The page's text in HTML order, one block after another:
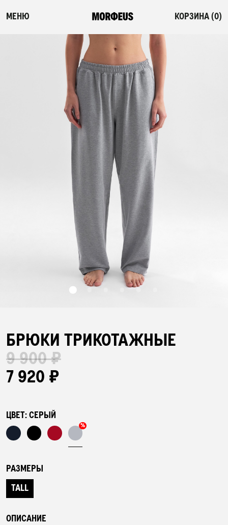
МЕНЮ КОРЗИНА (0)
СМОТРЕТЬ ВСЕ
ФЛЕШ-РАСПРОДАЖА
НОВИНКИ
ПОСТЕЛЬНОЕ БЕЛЬЕ
ОДЕЯЛА-КОМФОРТЕРЫ
БАР НАВОЛОЧЕК
ХАЛАТЫ
АКСЕССУАРЫ
ПОДАРОЧНЫЙ СЕРТИФИКАТ
АУТЛЕТ
БРЮКИ ТРИКОТАЖНЫЕ
9 900 ₽
7 920 ₽
ЦВЕТ:СЕРЫЙ
%
РАЗМЕРЫ
TALL
ОПИСАНИЕ